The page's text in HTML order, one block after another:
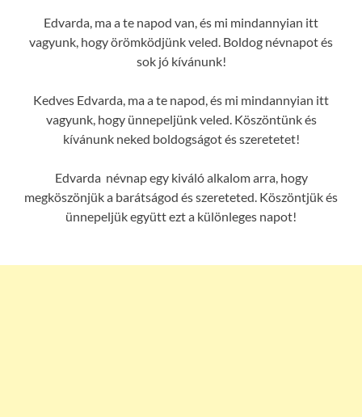
Edvarda, ma a te napod van, és mi mindannyian itt
vagyunk, hogy örömködjünk veled. Boldog névnapot és
sok jó kívánunk!
Kedves Edvarda, ma a te napod, és mi mindannyian itt
vagyunk, hogy ünnepeljünk veled. Köszöntünk és
kívánunk neked boldogságot és szeretetet!
Edvarda névnap egy kiváló alkalom arra, hogy
megköszönjük a barátságod és szereteted. Köszöntjük és
ünnepeljük együtt ezt a különleges napot!